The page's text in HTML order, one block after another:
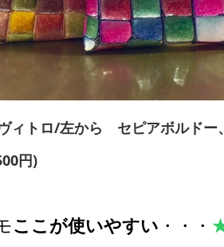
ィトロ/左から セピアボルドー
円)
ここが使いやすい ・・・